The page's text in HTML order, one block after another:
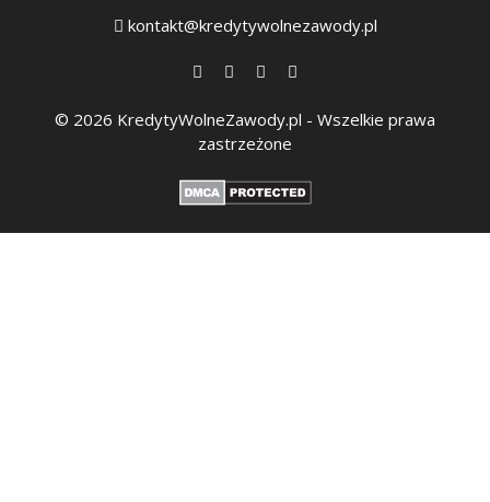
kontakt@kredytywolnezawody.pl
© 2026 KredytyWolneZawody.pl - Wszelkie prawa
zastrzeżone